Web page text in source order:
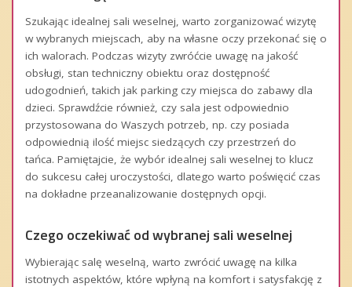
Szukając idealnej sali weselnej, warto zorganizować wizytę
w wybranych miejscach, aby na własne oczy przekonać się o
ich walorach. Podczas wizyty zwróćcie uwagę na jakość
obsługi, stan techniczny obiektu oraz dostępność
udogodnień, takich jak parking czy miejsca do zabawy dla
dzieci. Sprawdźcie również, czy sala jest odpowiednio
przystosowana do Waszych potrzeb, np. czy posiada
odpowiednią ilość miejsc siedzących czy przestrzeń do
tańca. Pamiętajcie, że wybór idealnej sali weselnej to klucz
do sukcesu całej uroczystości, dlatego warto poświęcić czas
na dokładne przeanalizowanie dostępnych opcji.
Czego oczekiwać od wybranej sali weselnej
Wybierając salę weselną, warto zwrócić uwagę na kilka
istotnych aspektów, które wpłyną na komfort i satysfakcję z